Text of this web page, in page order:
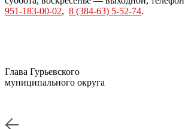
951-183-00-02, 8 (384-63) 5-52-74.
Глава Гурьевского
муниципального округа